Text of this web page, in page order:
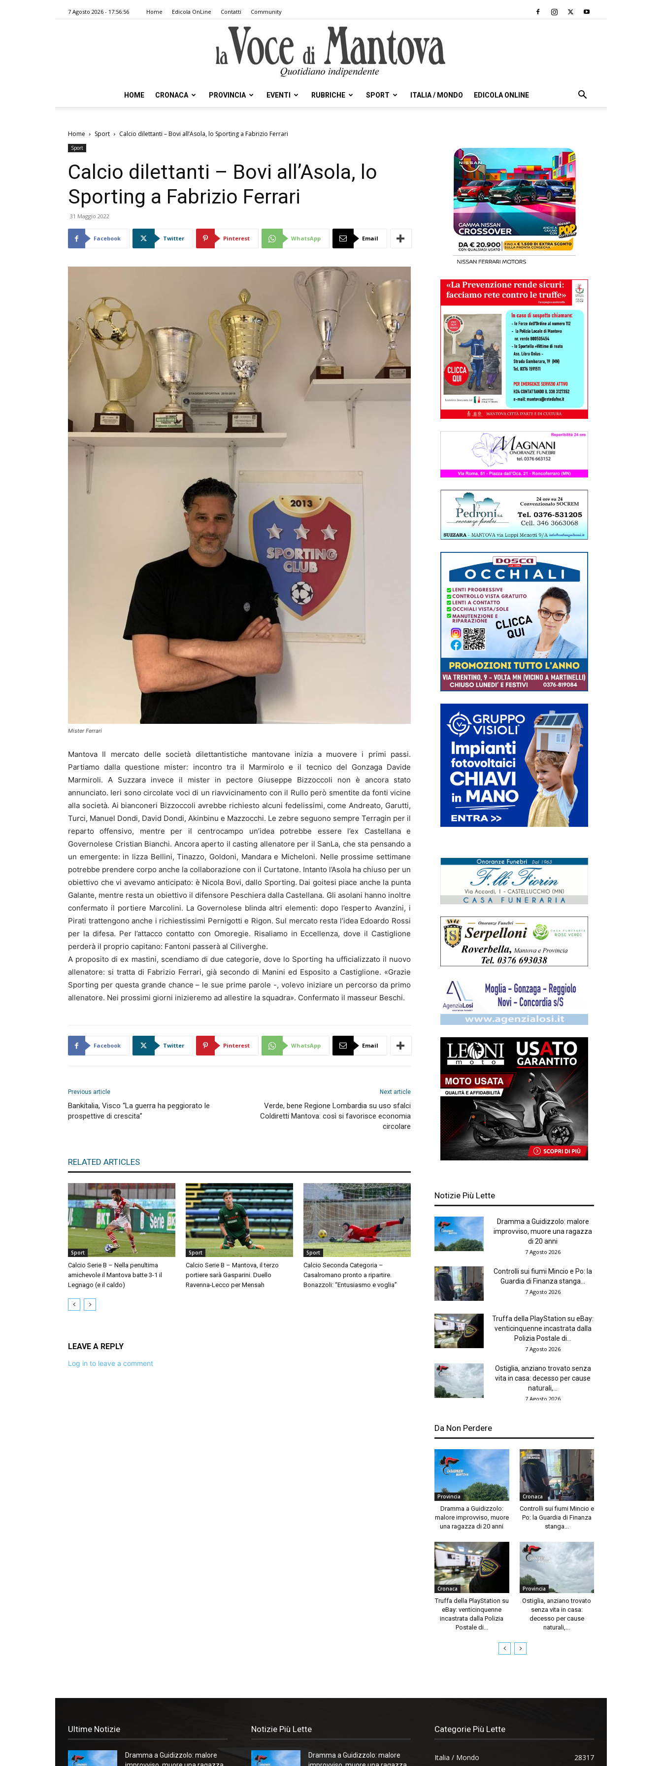
7 Agosto 2026 - 17:56:56 Home Edicola OnLine Contatti Community
Voce
Mantova
HOME CRONACA PROVINCIA EVENTI RUBRICHE SPORT ITALIA / MONDO EDICOLA ONLINE
Home Sport Calcio dilettanti – Bovi all’Asola, lo Sporting a Fabrizio Ferrari
Sport
Calcio dilettanti – Bovi all’Asola, lo
Sporting a Fabrizio Ferrari
31 Maggio 2022
Facebook Twitter Pinterest WhatsApp Email
Mister Ferrari
Mantova Il mercato delle società dilettantistiche mantovane inizia a muovere i primi passi.
Partiamo dalla questione mister: incontro tra il Marmirolo e il tecnico del Gonzaga Davide
Marmiroli. A Suzzara invece il mister in pectore Giuseppe Bizzoccoli non è ancora stato
annunciato. Ieri sono circolate voci di un riavvicinamento con il Rullo però smentite da fonti vicine
alla società. Ai bianconeri Bizzoccoli avrebbe richiesto alcuni fedelissimi, come Andreato, Garutti,
Turci, Manuel Dondi, David Dondi, Akinbinu e Mazzocchi. Le zebre seguono sempre Terragin per il
reparto offensivo, mentre per il centrocampo un’idea potrebbe essere l’ex Castellana e
Governolese Cristian Bianchi. Ancora aperto il casting allenatore per il SanLa, che sta pensando a
un emergente: in lizza Bellini, Tinazzo, Goldoni, Mandara e Micheloni. Nelle prossime settimane
potrebbe prendere corpo anche la collaborazione con il Curtatone. Intanto l’Asola ha chiuso per un
obiettivo che vi avevamo anticipato: è Nicola Bovi, dallo Sporting. Dai goitesi piace anche la punta
Galante, mentre resta un obiettivo il difensore Peschiera dalla Castellana. Gli asolani hanno inoltre
confermato il portiere Marcolini. La Governolese blinda altri elementi: dopo l’esperto Avanzini, i
Pirati trattengono anche i richiestissimi Pernigotti e Rigon. Sul mercato resta l’idea Edoardo Rossi
per la difesa. Per l’attacco contatto con Omoregie. Risaliamo in Eccellenza, dove il Castiglione
perderà il proprio capitano: Fantoni passerà al Ciliverghe.
A proposito di ex mastini, scendiamo di due categorie, dove lo Sporting ha ufficializzato il nuovo
allenatore: si tratta di Fabrizio Ferrari, già secondo di Manini ed Esposito a Castiglione. «Grazie
Sporting per questa grande chance – le sue prime parole -, volevo iniziare un percorso da primo
allenatore. Nei prossimi giorni inizieremo ad allestire la squadra». Confermato il masseur Beschi.
Facebook Twitter Pinterest WhatsApp Email
Previous article
Bankitalia, Visco “La guerra ha peggiorato le
prospettive di crescita”
Next article
Verde, bene Regione Lombardia su uso sfalci
Coldiretti Mantova: così si favorisce economia
circolare
RELATED ARTICLES
Sport
Calcio Serie B – Nella penultima
amichevole il Mantova batte 3-1 il
Legnago (e il caldo)
Sport
Calcio Serie B – Mantova, il terzo
portiere sarà Gasparini. Duello
Ravenna-Lecco per Mensah
Sport
Calcio Seconda Categoria –
Casalromano pronto a ripartire.
Bonazzoli: “Entusiasmo e voglia”
LEAVE A REPLY
Log in to leave a comment
Notizie Più Lette
Dramma a Guidizzolo: malore
improvviso, muore una ragazza
di 20 anni
7 Agosto 2026
Controlli sui fiumi Mincio e Po: la
Guardia di Finanza stanga...
7 Agosto 2026
Truffa della PlayStation su eBay:
venticinquenne incastrata dalla
Polizia Postale di...
7 Agosto 2026
Ostiglia, anziano trovato senza
vita in casa: decesso per cause
naturali,...
7 Agosto 2026
Da Non Perdere
Provincia
Dramma a Guidizzolo:
malore improvviso, muore
una ragazza di 20 anni
Cronaca
Controlli sui fiumi Mincio e
Po: la Guardia di Finanza
stanga...
Cronaca
Truffa della PlayStation su
eBay: venticinquenne
incastrata dalla Polizia
Postale di...
Provincia
Ostiglia, anziano trovato
senza vita in casa:
decesso per cause
naturali,...
Ultime Notizie
Dramma a Guidizzolo: malore
Notizie Più Lette
Dramma a Guidizzolo: malore
Categorie Più Lette
Italia / Mondo 28317